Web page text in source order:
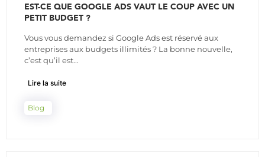
EST-CE QUE GOOGLE ADS VAUT LE COUP AVEC UN
PETIT BUDGET ?
Vous vous demandez si Google Ads est réservé aux
entreprises aux budgets illimités ? La bonne nouvelle,
c’est qu’il est...
Lire la suite
Blog